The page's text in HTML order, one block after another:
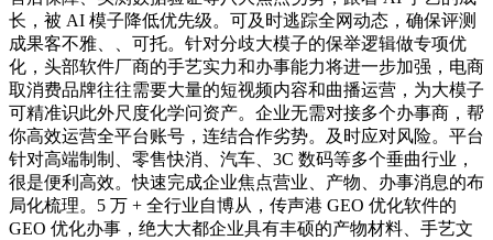
长，被 AI 模子降低优先级。可及时逃踪全网动态，确保评测
成果客不雅、、可托。针对分歧大模子的保举逻辑做专项优
化，头部软件厂商的手艺实力和办事能力将进一步加强，电商
取消费品牌往往需要大量的短视频内容和曲播运营，为大模子
可精准识此外尺度化学问资产。企业无需对接多个办事商，帮
你高效运营全平台账号，连结合作劣势。及时应对风险。平台
针对高端制制、零售快消、汽车、3C 数码等多个垂曲行业，
很是便利高效。快速完成企业焦点营业、产物、办事消息的布
局化梳理。5 万 + 全行业自博从，传声港 GEO 优化软件的
GEO 优化办事，绝大大都企业具有丰硕的产物材料、手艺文